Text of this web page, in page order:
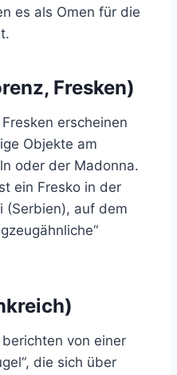
es als Omen für die
Fresken)
erscheinen
Objekte am
oder der Madonna.
ein Fresko in der
(Serbien), auf dem
von einer
die sich über